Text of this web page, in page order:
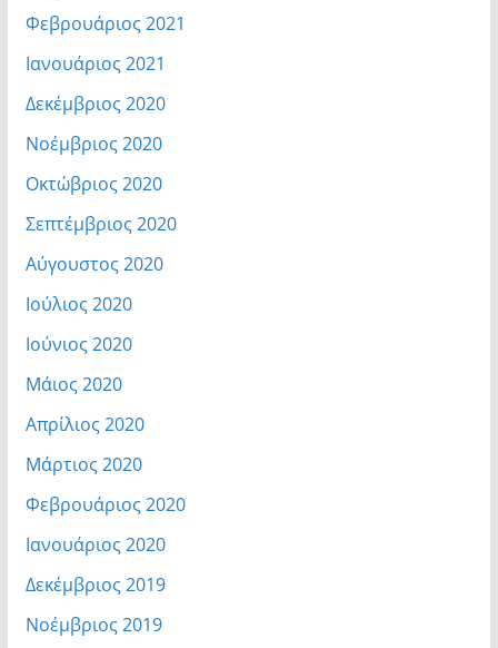
Φεβρουάριος 2021
Ιανουάριος 2021
Δεκέμβριος 2020
Νοέμβριος 2020
Οκτώβριος 2020
Σεπτέμβριος 2020
Αύγουστος 2020
Ιούλιος 2020
Ιούνιος 2020
Μάιος 2020
Απρίλιος 2020
Μάρτιος 2020
Φεβρουάριος 2020
Ιανουάριος 2020
Δεκέμβριος 2019
Νοέμβριος 2019